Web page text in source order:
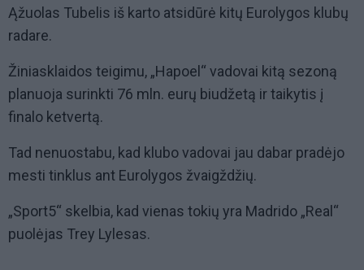
Ąžuolas Tubelis iš karto atsidūrė kitų Eurolygos klubų
radare.
Žiniasklaidos teigimu, „Hapoel“ vadovai kitą sezoną
planuoja surinkti 76 mln. eurų biudžetą ir taikytis į
finalo ketvertą.
Tad nenuostabu, kad klubo vadovai jau dabar pradėjo
mesti tinklus ant Eurolygos žvaigždžių.
„Sport5“ skelbia, kad vienas tokių yra Madrido „Real“
puolėjas Trey Lylesas.